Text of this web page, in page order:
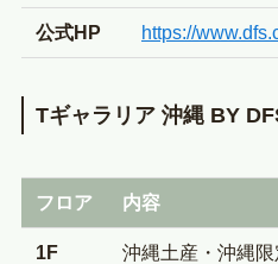
公式HP https://
Tギャラリア 沖縄 BY
フロア 内容
1F 沖縄土産・沖縄